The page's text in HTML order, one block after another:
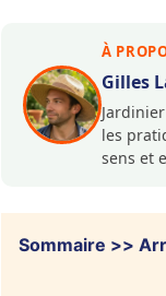
À
Gilles
les
sens et
Sommaire >>